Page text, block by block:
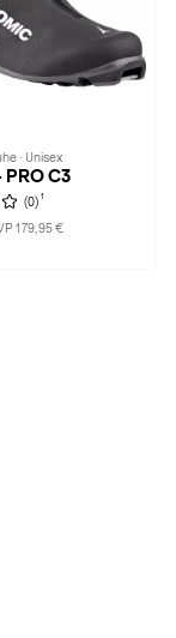
· Unisex
PRO C3
(0) 1
179,95 €